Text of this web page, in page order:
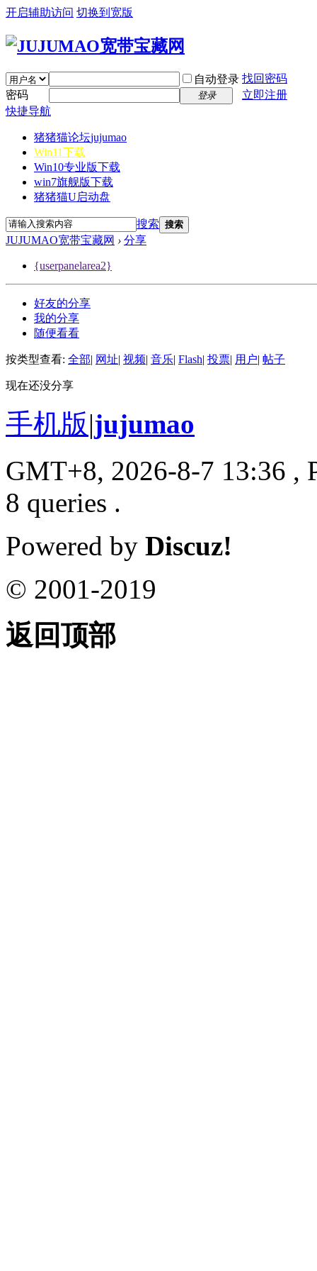
开启辅助访问 切换到宽版
自动登录 找回密码
密码
登录
立即注册
快捷导航
猪猪猫论坛jujumao
Win11下载
Win10专业版下载
win7旗舰版下载
猪猪猫U启动盘
搜索 搜索
JUJUMAO宽带宝藏网 › 分享
{userpanelarea2}
好友的分享
我的分享
随便看看
按类型查看: 全部| 网址| 视频| 音乐| Flash| 投票| 用户| 帖子
现在还没分享
手机版|jujumao
GMT+8, 2026-8-7 13:36 ,
8 queries .
Powered by Discuz!
© 2001-2019
返回顶部